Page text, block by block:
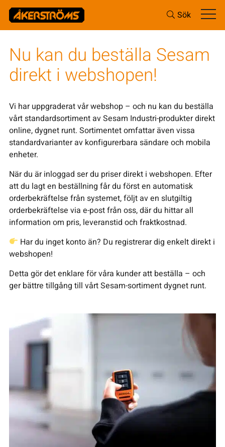
Sök
Nu kan du beställa Sesam
direkt i webshopen!
Vi har uppgraderat vår webshop – och nu kan du beställa
vårt standardsortiment av Sesam Industri-produkter direkt
online, dygnet runt. Sortimentet omfattar även vissa
standardvarianter av konfigurerbara sändare och mobila
enheter.
När du är inloggad ser du priser direkt i webshopen. Efter
att du lagt en beställning får du först en automatisk
orderbekräftelse från systemet, följt av en slutgiltig
orderbekräftelse via e-post från oss, där du hittar all
information om pris, leveranstid och fraktkostnad.
Har du inget konto än? Du registrerar dig enkelt direkt i
webshopen!
Detta gör det enklare för våra kunder att beställa – och
ger bättre tillgång till vårt Sesam-sortiment dygnet runt.